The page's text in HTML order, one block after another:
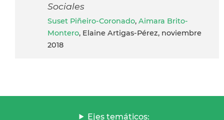
Sociales
Suset Piñeiro-Coronado, Aimara Brito-
Montero, Elaine Artigas-Pérez, noviembre
2018
Ejes temáticos: